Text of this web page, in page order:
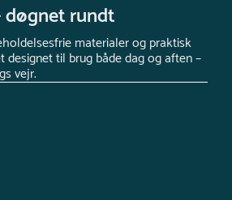
døgnet rundt
materialer og praktisk
designet til brug både dag og aften –
vejr.